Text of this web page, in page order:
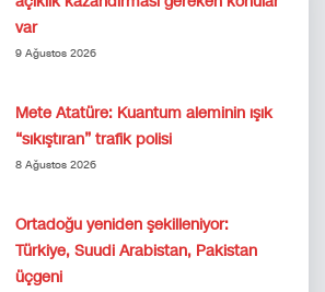
var
9 Ağustos 2026
Mete Atatüre: Kuantum aleminin ışık
“sıkıştıran” trafik polisi
8 Ağustos 2026
Ortadoğu yeniden şekilleniyor:
Türkiye, Suudi Arabistan, Pakistan
üçgeni